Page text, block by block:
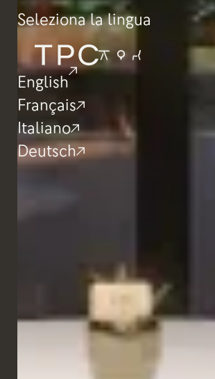
Seleziona la lingua
English
Français
Italiano
Deutsch